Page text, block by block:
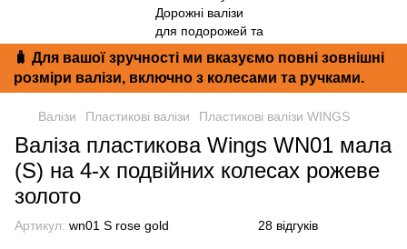
🧳 Для вашої зручності ми вказуємо повні зовнішні
розміри валізи, включно з колесами та ручками.
Валізи Пластикові валізи Пластикові валізи WINGS
Валіза пластикова Wings WN01 мала
(S) на 4-х подвійних колесах рожеве
золото
Артикул: wn01 S rose gold 28 відгуків